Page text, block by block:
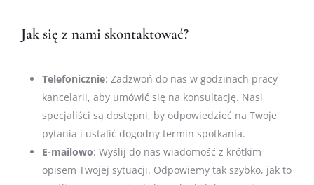
Jak się z nami skontaktować?
Telefonicznie: Zadzwoń do nas w godzinach pracy
kancelarii, aby umówić się na konsultację. Nasi
specjaliści są dostępni, by odpowiedzieć na Twoje
pytania i ustalić dogodny termin spotkania.
E-mailowo: Wyślij do nas wiadomość z krótkim
opisem Twojej sytuacji. Odpowiemy tak szybko, jak to